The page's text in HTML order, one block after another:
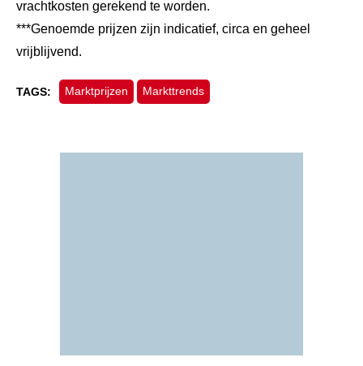
vrachtkosten gerekend te worden.
***Genoemde prijzen zijn indicatief, circa en geheel
vrijblijvend.
TAGS: Marktprijzen Markttrends